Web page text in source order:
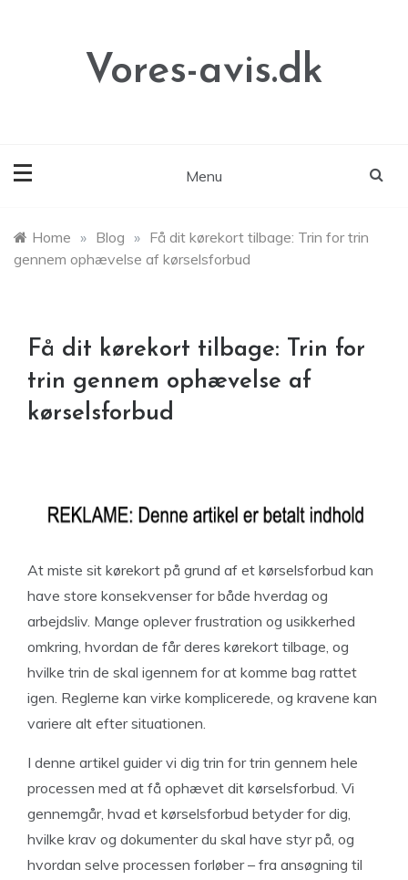
Vores-avis.dk
Menu
Home » Blog » Få dit kørekort tilbage: Trin for trin
gennem ophævelse af kørselsforbud
Få dit kørekort tilbage: Trin for
trin gennem ophævelse af
kørselsforbud
At miste sit kørekort på grund af et kørselsforbud kan
have store konsekvenser for både hverdag og
arbejdsliv. Mange oplever frustration og usikkerhed
omkring, hvordan de får deres kørekort tilbage, og
hvilke trin de skal igennem for at komme bag rattet
igen. Reglerne kan virke komplicerede, og kravene kan
variere alt efter situationen.
I denne artikel guider vi dig trin for trin gennem hele
processen med at få ophævet dit kørselsforbud. Vi
gennemgår, hvad et kørselsforbud betyder for dig,
hvilke krav og dokumenter du skal have styr på, og
hvordan selve processen forløber – fra ansøgning til